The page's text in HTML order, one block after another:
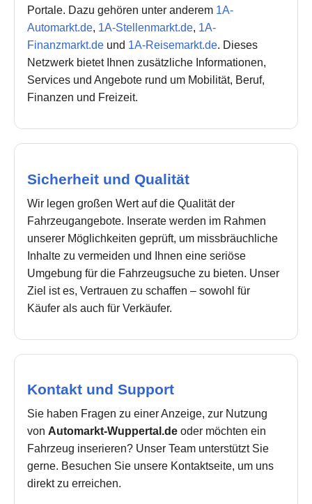
Portale. Dazu gehören unter anderem 1A-
Automarkt.de, 1A-Stellenmarkt.de, 1A-
Finanzmarkt.de und 1A-Reisemarkt.de. Dieses
Netzwerk bietet Ihnen zusätzliche Informationen,
Services und Angebote rund um Mobilität, Beruf,
Finanzen und Freizeit.
Sicherheit und Qualität
Wir legen großen Wert auf die Qualität der
Fahrzeugangebote. Inserate werden im Rahmen
unserer Möglichkeiten geprüft, um missbräuchliche
Inhalte zu vermeiden und Ihnen eine seriöse
Umgebung für die Fahrzeugsuche zu bieten. Unser
Ziel ist es, Vertrauen zu schaffen – sowohl für
Käufer als auch für Verkäufer.
Kontakt und Support
Sie haben Fragen zu einer Anzeige, zur Nutzung
von Automarkt-Wuppertal.de oder möchten ein
Fahrzeug inserieren? Unser Team unterstützt Sie
gerne. Besuchen Sie unsere Kontaktseite, um uns
direkt zu erreichen.